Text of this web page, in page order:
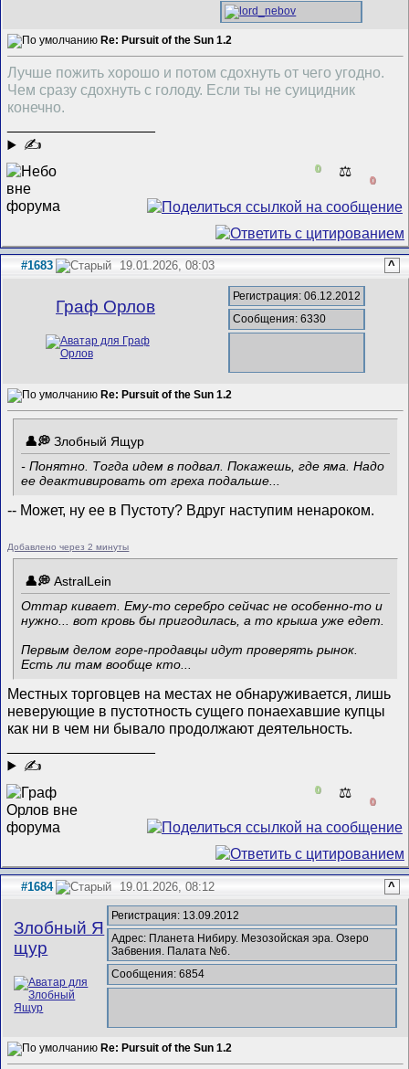
Re: Pursuit of the Sun 1.2
Лучше пожить хорошо и потом сдохнуть от чего угодно.
Чем сразу сдохнуть с голоду. Если ты не суицидник
конечно.
✍
0 ⚖️
0
#1683 19.01.2026, 08:03 ^
Граф Орлов
Регистрация: 06.12.2012
Сообщения: 6330
Re: Pursuit of the Sun 1.2
Злобный Ящур
- Понятно. Тогда идем в подвал. Покажешь, где яма. Надо
ее деактивировать от греха подальше...
-- Может, ну ее в Пустоту? Вдруг наступим ненароком.
Добавлено через 2 минуты
AstralLein
Оттар кивает. Ему-то серебро сейчас не особенно-то и
нужно... вот кровь бы пригодилась, а то крыша уже едет.
Первым делом горе-продавцы идут проверять рынок.
Есть ли там вообще кто...
Местных торговцев на местах не обнаруживается, лишь
неверующие в пустотность сущего понаехавшие купцы
как ни в чем ни бывало продолжают деятельность.
✍
0 ⚖️
0
#1684 19.01.2026, 08:12 ^
Злобный Я
щур
Регистрация: 13.09.2012
Адрес: Планета Нибиру. Мезозойская эра. Озеро
Забвения. Палата №6.
Сообщения: 6854
Re: Pursuit of the Sun 1.2